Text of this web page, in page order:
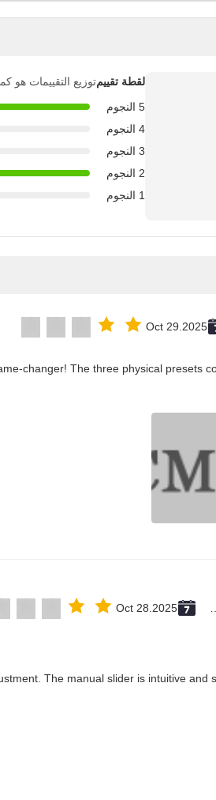
لقطة تقييمتوزيع التقييمات هو
5 النجوم
4 النجوم
3 النجوم
2 النجوم
1 النجوم
Oct 29.2025
changer! The three physical presets
Oct 28.2025
The manual slider is intuitive